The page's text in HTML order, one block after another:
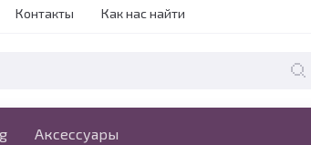
Контакты Как нас найти
Аксессуары